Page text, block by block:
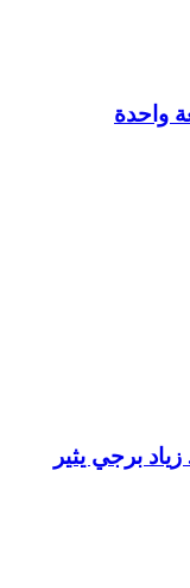
واحدة
برجي يثير